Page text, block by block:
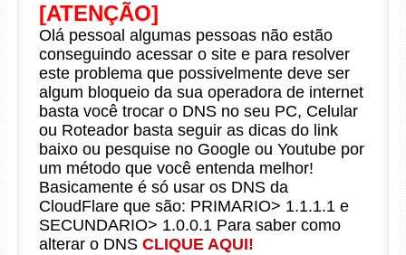
[ATENÇÃO]
Olá pessoal algumas pessoas não estão
conseguindo acessar o site e para resolver
este problema que possivelmente deve ser
algum bloqueio da sua operadora de internet
basta você trocar o DNS no seu PC, Celular
ou Roteador basta seguir as dicas do link
baixo ou pesquise no Google ou Youtube por
um método que você entenda melhor!
Basicamente é só usar os DNS da
CloudFlare que são: PRIMARIO> 1.1.1.1 e
SECUNDARIO> 1.0.0.1 Para saber como
alterar o DNS CLIQUE AQUI!